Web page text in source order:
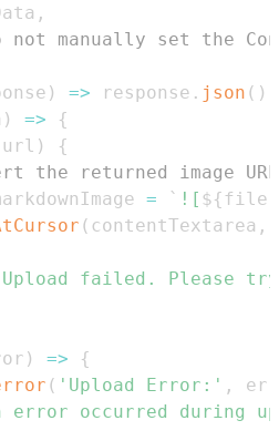
,
manually set the
) => response . json ( )
) =>
{
url )
{
the returned image
= ` ![ ${file
( contentTextarea ,
failed. Please
) =>
{
( 'Upload Error:' ,
error occurred during